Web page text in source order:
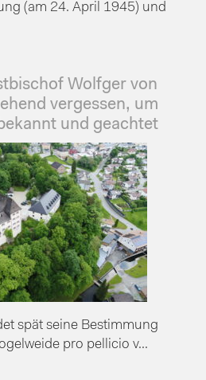
(am 24. April 1945) und
Wolfger von
vergessen, um
und geachtet
spät seine Bestimmung
pro pellicio v...